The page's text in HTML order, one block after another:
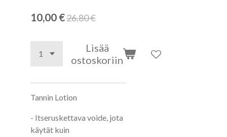
10,00 €26,80 €
Lisää
ostoskoriin
Tannin Lotion
- Itseruskettava voide, jota
käytät kuin